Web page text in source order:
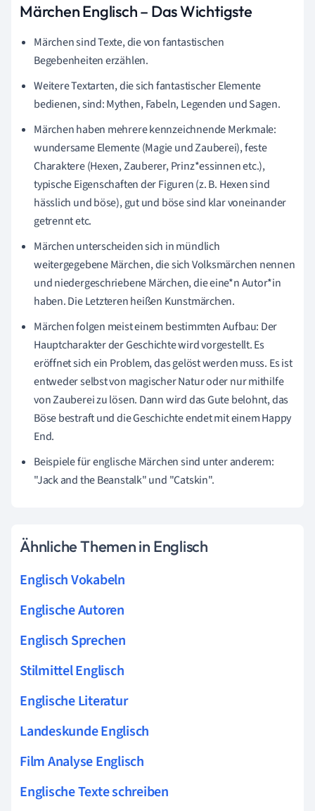
Märchen Englisch – Das Wichtigste
Märchen sind Texte, die von fantastischen
Begebenheiten erzählen.
Weitere Textarten, die sich fantastischer Elemente
bedienen, sind: Mythen, Fabeln, Legenden und Sagen.
Märchen haben mehrere kennzeichnende Merkmale:
wundersame Elemente (Magie und Zauberei), feste
Charaktere (Hexen, Zauberer, Prinz*essinnen etc.),
typische Eigenschaften der Figuren (z. B. Hexen sind
hässlich und böse), gut und böse sind klar voneinander
getrennt etc.
Märchen unterscheiden sich in mündlich
weitergegebene Märchen, die sich Volksmärchen nennen
und niedergeschriebene Märchen, die eine*n Autor*in
haben. Die Letzteren heißen Kunstmärchen.
Märchen folgen meist einem bestimmten Aufbau: Der
Hauptcharakter der Geschichte wird vorgestellt. Es
eröffnet sich ein Problem, das gelöst werden muss. Es ist
entweder selbst von magischer Natur oder nur mithilfe
von Zauberei zu lösen. Dann wird das Gute belohnt, das
Böse bestraft und die Geschichte endet mit einem Happy
End.
Beispiele für englische Märchen sind unter anderem:
"Jack and the Beanstalk" und "Catskin".
Ähnliche Themen in Englisch
Englisch Vokabeln
Englische Autoren
Englisch Sprechen
Stilmittel Englisch
Englische Literatur
Landeskunde Englisch
Film Analyse Englisch
Englische Texte schreiben